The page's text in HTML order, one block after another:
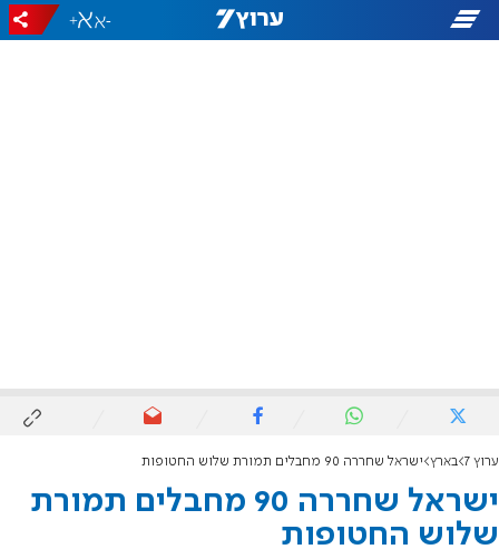
-
+
ערוץ 7 בארץ ישראל שחררה 90 מחבלים תמורת שלוש החטופות
ישראל שחררה 90 מחבלים תמורת
שלוש החטופות